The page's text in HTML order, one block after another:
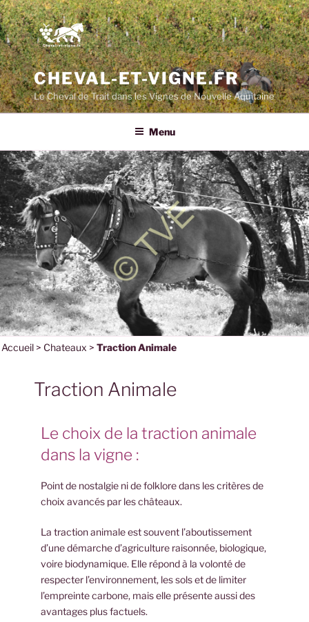
CHEVAL-ET-VIGNE.FR
Le Cheval de Trait dans les Vignes de Nouvelle Aquitaine
Menu
Accueil> Chateaux > Traction Animale
Traction Animale
Le choix de la traction animale
dans la vigne :
Point de nostalgie ni de folklore dans les critères de
choix avancés par les châteaux.
La traction animale est souvent l’aboutissement
d’une démarche d’agriculture raisonnée, biologique,
voire biodynamique. Elle répond à la volonté de
respecter l’environnement, les sols et de limiter
l’empreinte carbone, mais elle présente aussi des
avantages plus factuels.